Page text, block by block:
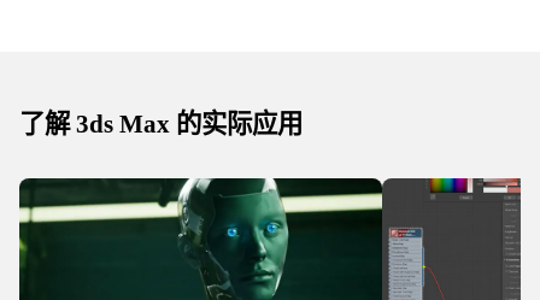
了解 3ds Max 的实际应用